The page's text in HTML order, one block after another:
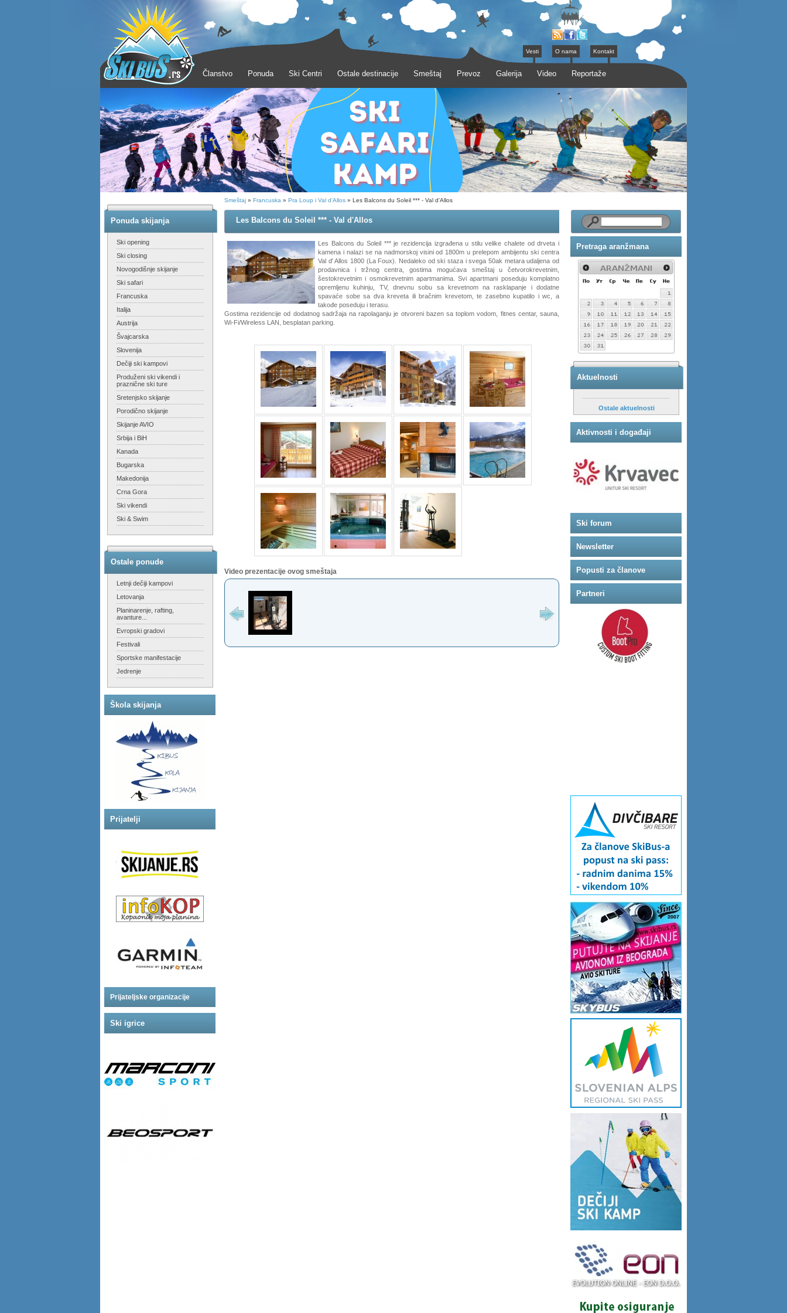
Vesti O nama Kontakt
Članstvo Ponuda Ski Centri Ostale destinacije Smeštaj Prevoz Galerija Video Reportaže
Ponuda skijanja
Ski opening
Ski closing
Novogodišnje skijanje
Ski safari
Francuska
Italija
Austrija
Švajcarska
Slovenija
Dečiji ski kampovi
Produženi ski vikendi i
praznične ski ture
Sretenjsko skijanje
Porodično skijanje
Skijanje AVIO
Srbija i BiH
Kanada
Bugarska
Makedonija
Crna Gora
Ski vikendi
Ski & Swim
Ostale ponude
Letnji dečiji kampovi
Letovanja
Planinarenje, rafting,
avanture...
Evropski gradovi
Festivali
Sportske manifestacije
Jedrenje
Škola skijanja
Prijatelji
Prijateljske organizacije
Ski igrice
Smeštaj » Francuska » Pra Loup i Val d'Allos » Les Balcons du Soleil *** - Val d'Allos
Les Balcons du Soleil *** - Val d'Allos
Les Balcons du Soleil *** je rezidencija izgrađena u stilu velike chalete od drveta i
kamena i nalazi se na nadmorskoj visini od 1800m u prelepom ambijentu ski centra
Val d' Allos 1800 (La Foux). Nedaleko od ski staza i svega 50ak metara udaljena od
prodavnica i tržnog centra, gostima mogućava smeštaj u četvorokrevetnim,
šestokrevetnim i osmokrevetnim apartmanima. Svi apartmani poseduju komplatno
opremljenu kuhinju, TV, dnevnu sobu sa krevetnom na rasklapanje i dodatne
spavaće sobe sa dva kreveta ili bračnim krevetom, te zasebno kupatilo i wc, a
takođe poseduju i terasu.
Gostima rezidencije od dodatnog sadržaja na rapolaganju je otvoreni bazen sa toplom vodom, fitnes centar, sauna,
Wi-Fi/Wireless LAN, besplatan parking.
Video prezentacije ovog smeštaja
Pretraga aranžmana
Aktuelnosti
Ostale aktuelnosti
Aktivnosti i događaji
Ski forum
Newsletter
Popusti za članove
Partneri